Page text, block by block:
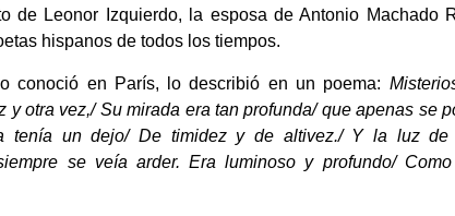
de Leonor Izquierdo, la esposa de Antonio Machado
hispanos de todos los tiempos.
conoció en París, lo describió en un poema:
y otra vez,/ Su mirada era tan profunda/ que apenas se
tenía un dejo/ De timidez y de altivez./ Y la luz de
se veía arder. Era luminoso y profundo/